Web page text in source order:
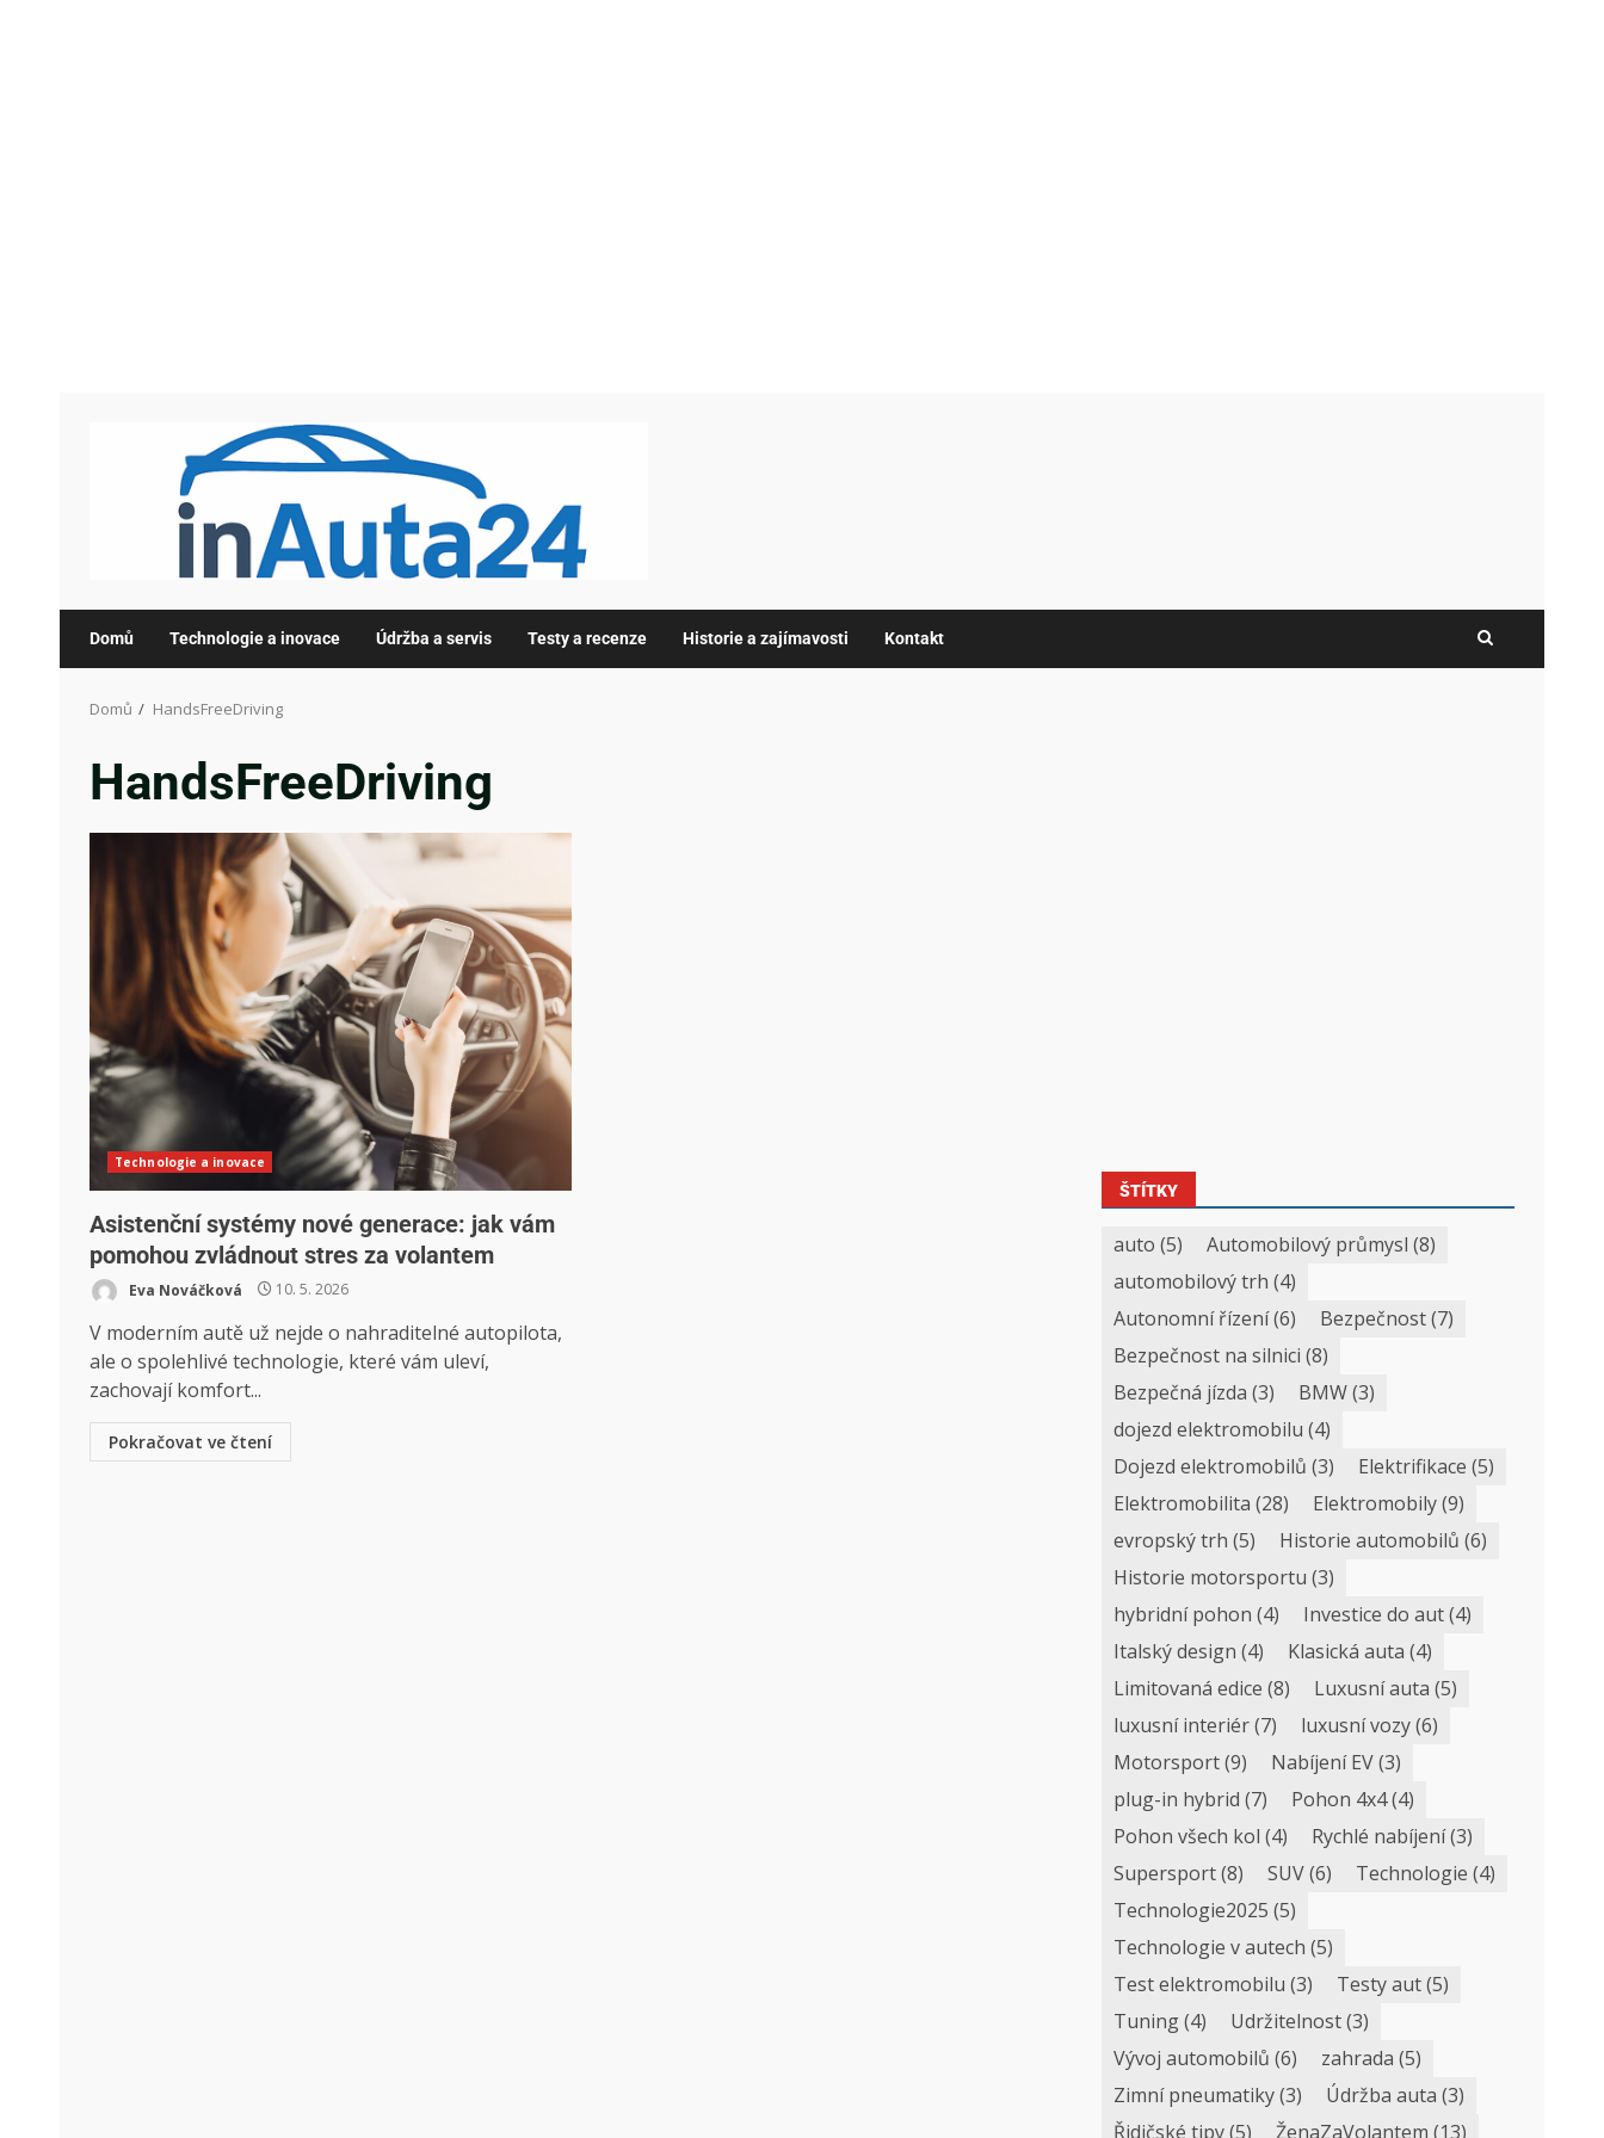
Domů Technologie a inovace Údržba a servis Testy a recenze Historie a zajímavosti Kontakt
Domů HandsFreeDriving
HandsFreeDriving
Technologie a inovace
Asistenční systémy nové generace: jak vám
pomohou zvládnout stres za volantem
Eva Nováčková 10. 5. 2026
V moderním autě už nejde o nahraditelné autopilota,
ale o spolehlivé technologie, které vám uleví,
zachovají komfort...
Pokračovat ve čtení
ŠTÍTKY
auto (5) Automobilový průmysl (8)
automobilový trh (4)
Autonomní řízení(6) Bezpečnost(7)
Bezpečnost na silnici (8)
Bezpečná jízda (3) BMW(3)
dojezd elektromobilu (4)
Dojezd elektromobilů (3) Elektrifikace (5)
Elektromobilita (28) Elektromobily(9)
evropský trh (5) Historie automobilů (6)
Historie motorsportu (3)
hybridní pohon (4) Investice do aut(4)
Italský design (4) Klasická auta (4)
Limitovaná edice (8) Luxusní auta (5)
luxusní interiér(7) luxusní vozy(6)
Motorsport(9) Nabíjení EV(3)
plug-in hybrid (7) Pohon 4x4(4)
Pohon všech kol (4) Rychlé nabíjení(3)
Supersport(8) SUV(6) Technologie (4)
Technologie2025 (5)
Technologie v autech (5)
Test elektromobilu (3) Testy aut(5)
Tuning(4) Udržitelnost(3)
Vývoj automobilů (6) zahrada (5)
Zimní pneumatiky(3) Údržba auta (3)
Řidičské tipy(5) ŽenaZaVolantem (13)